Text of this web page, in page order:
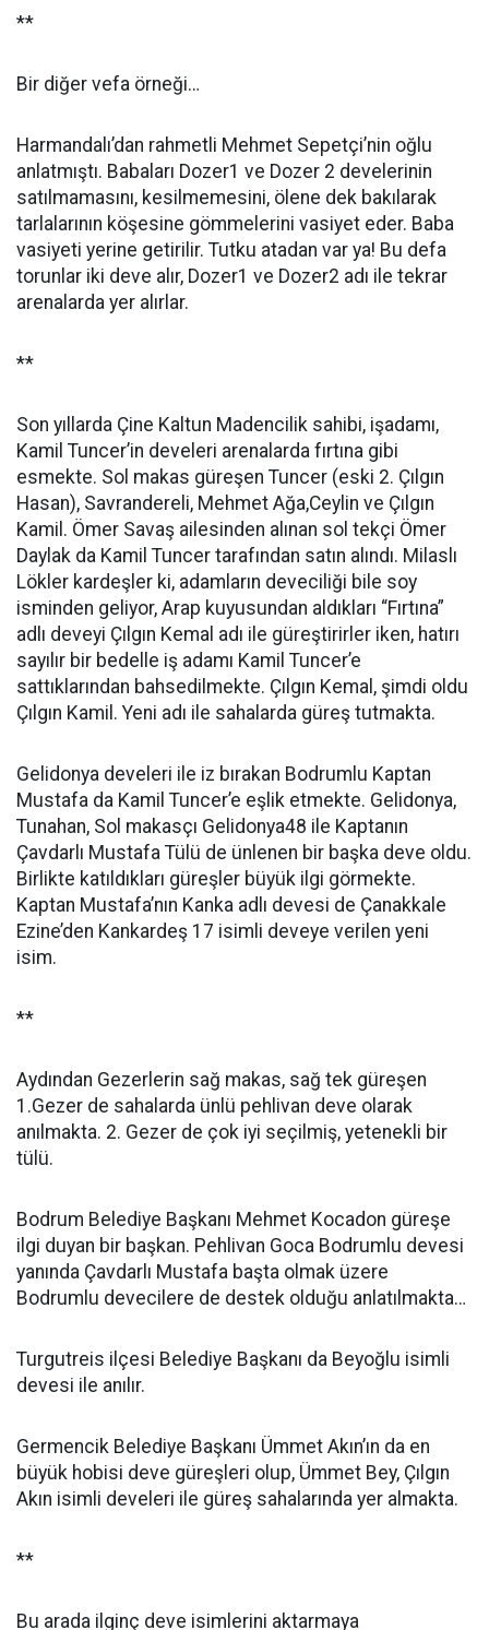
**
Bir diğer vefa örneği…
Harmandalı’dan rahmetli Mehmet Sepetçi’nin oğlu
anlatmıştı. Babaları Dozer1 ve Dozer 2 develerinin
satılmamasını, kesilmemesini, ölene dek bakılarak
tarlalarının köşesine gömmelerini vasiyet eder. Baba
vasiyeti yerine getirilir. Tutku atadan var ya! Bu defa
torunlar iki deve alır, Dozer1 ve Dozer2 adı ile tekrar
arenalarda yer alırlar.
**
Son yıllarda Çine Kaltun Madencilik sahibi, işadamı,
Kamil Tuncer’in develeri arenalarda fırtına gibi
esmekte. Sol makas güreşen Tuncer (eski 2. Çılgın
Hasan), Savrandereli, Mehmet Ağa,Ceylin ve Çılgın
Kamil. Ömer Savaş ailesinden alınan sol tekçi Ömer
Daylak da Kamil Tuncer tarafından satın alındı. Milaslı
Lökler kardeşler ki, adamların deveciliği bile soy
isminden geliyor, Arap kuyusundan aldıkları “Fırtına”
adlı deveyi Çılgın Kemal adı ile güreştirirler iken, hatırı
sayılır bir bedelle iş adamı Kamil Tuncer’e
sattıklarından bahsedilmekte. Çılgın Kemal, şimdi oldu
Çılgın Kamil. Yeni adı ile sahalarda güreş tutmakta.
Gelidonya develeri ile iz bırakan Bodrumlu Kaptan
Mustafa da Kamil Tuncer’e eşlik etmekte. Gelidonya,
Tunahan, Sol makasçı Gelidonya48 ile Kaptanın
Çavdarlı Mustafa Tülü de ünlenen bir başka deve oldu.
Birlikte katıldıkları güreşler büyük ilgi görmekte.
Kaptan Mustafa’nın Kanka adlı devesi de Çanakkale
Ezine’den Kankardeş 17 isimli deveye verilen yeni
isim.
**
Aydından Gezerlerin sağ makas, sağ tek güreşen
1.Gezer de sahalarda ünlü pehlivan deve olarak
anılmakta. 2. Gezer de çok iyi seçilmiş, yetenekli bir
tülü.
Bodrum Belediye Başkanı Mehmet Kocadon güreşe
ilgi duyan bir başkan. Pehlivan Goca Bodrumlu devesi
yanında Çavdarlı Mustafa başta olmak üzere
Bodrumlu devecilere de destek olduğu anlatılmakta…
Turgutreis ilçesi Belediye Başkanı da Beyoğlu isimli
devesi ile anılır.
Germencik Belediye Başkanı Ümmet Akın’ın da en
büyük hobisi deve güreşleri olup, Ümmet Bey, Çılgın
Akın isimli develeri ile güreş sahalarında yer almakta.
**
Bu arada ilginç deve isimlerini aktarmaya